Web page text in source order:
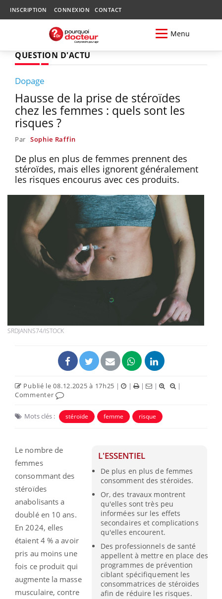
INSCRIPTION CONNEXION CONTACT
Menu
QUESTION D'ACTU
Dopage
Hausse de la prise de stéroïdes
chez les femmes : quels sont les
risques ?
Par Sophie Raffin
De plus en plus de femmes prennent des
stéroïdes, mais elles ignorent généralement
les risques encourus avec ces produits.
SRDJANNS74/ISTOCK
Publié le 08.12.2025 à 17h25 | | | |
|
Commenter
Mots clés : stéroïde femme risque
L'ESSENTIEL
De plus en plus de femmes
consomment des stéroïdes.
Or, des travaux montrent
qu'elles sont très peu
informées sur les effets
secondaires et complications
qu'elles encourent.
Des professionnels de santé
appellent à mettre en place des
programmes de prévention
ciblant spécifiquement les
consommatrices de stéroïdes
afin de réduire les risques.
Le nombre de
femmes
consommant des
stéroïdes
anabolisants a
doublé en 10 ans.
En 2024, elles
étaient 4 % a avoir
pris au moins une
fois ce produit qui
augmente la masse
musculaire, contre